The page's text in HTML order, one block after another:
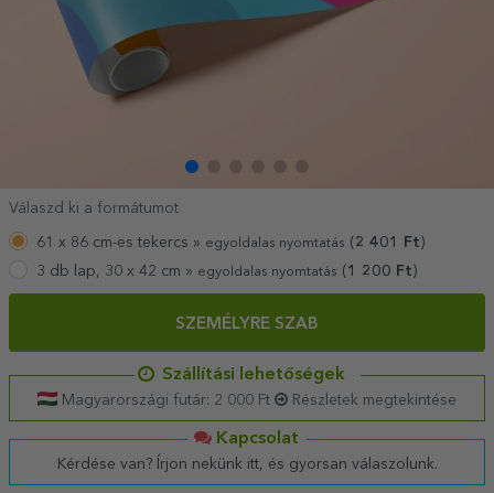
Válaszd ki a formátumot
61 x 86 cm-es tekercs » egyoldalas nyomtatás ( 2 401 Ft )
3 db lap, 30 x 42 cm » egyoldalas nyomtatás (1 200 Ft)
SZEMÉLYRE SZAB
Szállítási lehetőségek
Magyarországi futár: 2 000 Ft Részletek megtekintése
Kapcsolat
Kérdése van? Írjon nekünk itt, és gyorsan válaszolunk.